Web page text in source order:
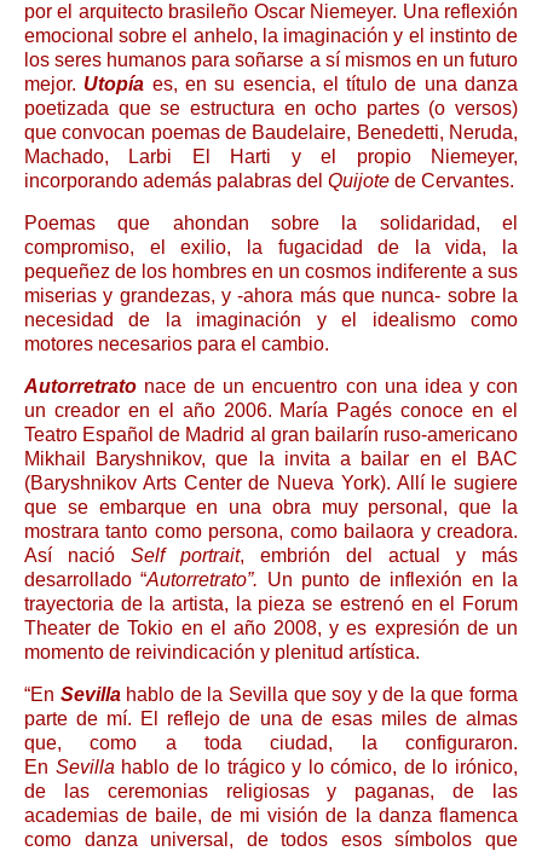
por el arquitecto brasileño Oscar Niemeyer. Una reflexión
emocional sobre el anhelo, la imaginación y el instinto de
los seres humanos para soñarse a sí mismos en un futuro
mejor. Utopía es, en su esencia, el título de una danza
poetizada que se estructura en ocho partes (o versos)
que convocan poemas de Baudelaire, Benedetti, Neruda,
Machado, Larbi El Harti y el propio Niemeyer,
incorporando además palabras del Quijote de Cervantes.
Poemas que ahondan sobre la solidaridad, el
compromiso, el exilio, la fugacidad de la vida, la
pequeñez de los hombres en un cosmos indiferente a sus
miserias y grandezas, y -ahora más que nunca- sobre la
necesidad de la imaginación y el idealismo como
motores necesarios para el cambio.
Autorretrato nace de un encuentro con una idea y con
un creador en el año 2006. María Pagés conoce en el
Teatro Español de Madrid al gran bailarín ruso-americano
Mikhail Baryshnikov, que la invita a bailar en el BAC
(Baryshnikov Arts Center de Nueva York). Allí le sugiere
que se embarque en una obra muy personal, que la
mostrara tanto como persona, como bailaora y creadora.
Así nació Self portrait, embrión del actual y más
desarrollado “Autorretrato”. Un punto de inflexión en la
trayectoria de la artista, la pieza se estrenó en el Forum
Theater de Tokio en el año 2008, y es expresión de un
momento de reivindicación y plenitud artística.
“En Sevillahablo de la Sevilla que soy y de la que forma
parte de mí. El reflejo de una de esas miles de almas
que, como a toda ciudad, la configuraron.
En Sevilla hablo de lo trágico y lo cómico, de lo irónico,
de las ceremonias religiosas y paganas, de las
academias de baile, de mi visión de la danza flamenca
como danza universal, de todos esos símbolos que